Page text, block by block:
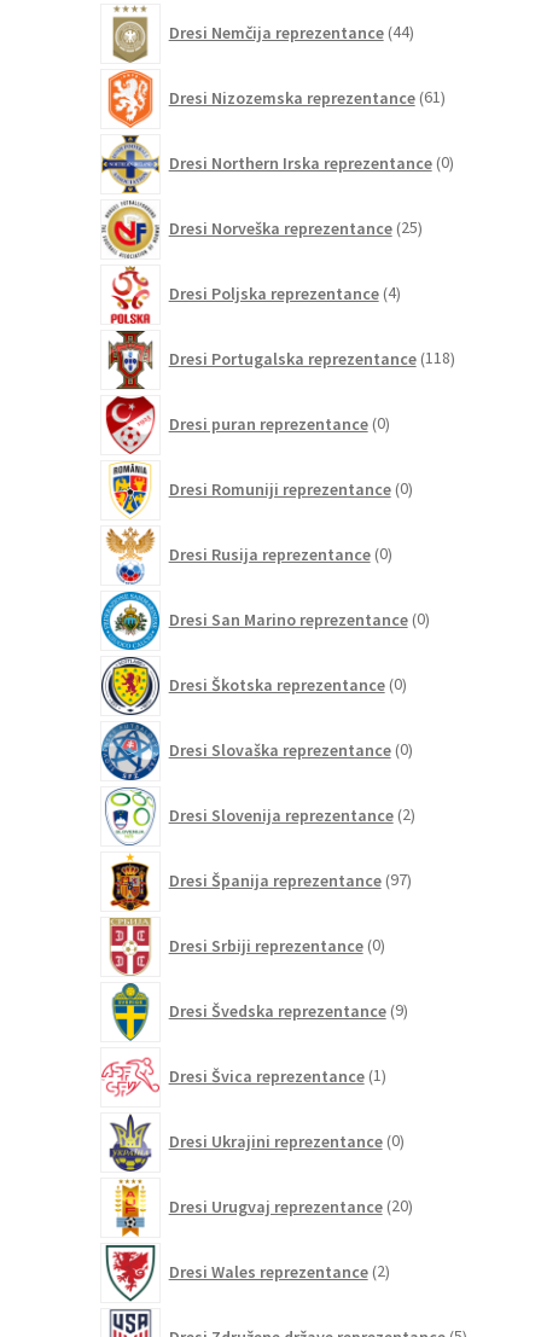
Dresi Nemčija reprezentance 44izdelkov
Dresi Nizozemska reprezentance 61izdelkov
Dresi Northern Irska reprezentance 0izdelkov
Dresi Norveška reprezentance 25izdelkov
Dresi Poljska reprezentance 4izdelki
Dresi Portugalska reprezentance 118izdelkov
Dresi puran reprezentance 0izdelkov
Dresi Romuniji reprezentance 0izdelkov
Dresi Rusija reprezentance 0izdelkov
Dresi San Marino reprezentance 0izdelkov
Dresi Škotska reprezentance 0izdelkov
Dresi Slovaška reprezentance 0izdelkov
Dresi Slovenija reprezentance 2izdelka
Dresi Španija reprezentance 97izdelkov
Dresi Srbiji reprezentance 0izdelkov
Dresi Švedska reprezentance 9izdelkov
Dresi Švica reprezentance 1izdelek
Dresi Ukrajini reprezentance 0izdelkov
Dresi Urugvaj reprezentance 20izdelkov
Dresi Wales reprezentance 2izdelka